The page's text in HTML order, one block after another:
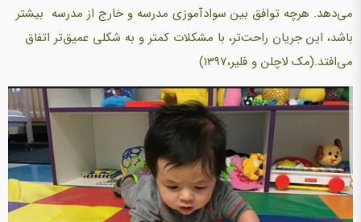
می‌دهد. هرچه توافق بین سوادآموزی مدرسه و خارج از مدرسه بیشتر
باشد، این جریان راحت‌تر، با مشکلات کمتر و به شکلی عمیق‌تر اتفاق
می‌افتد.(مک لاچلن و فلیر،1397)